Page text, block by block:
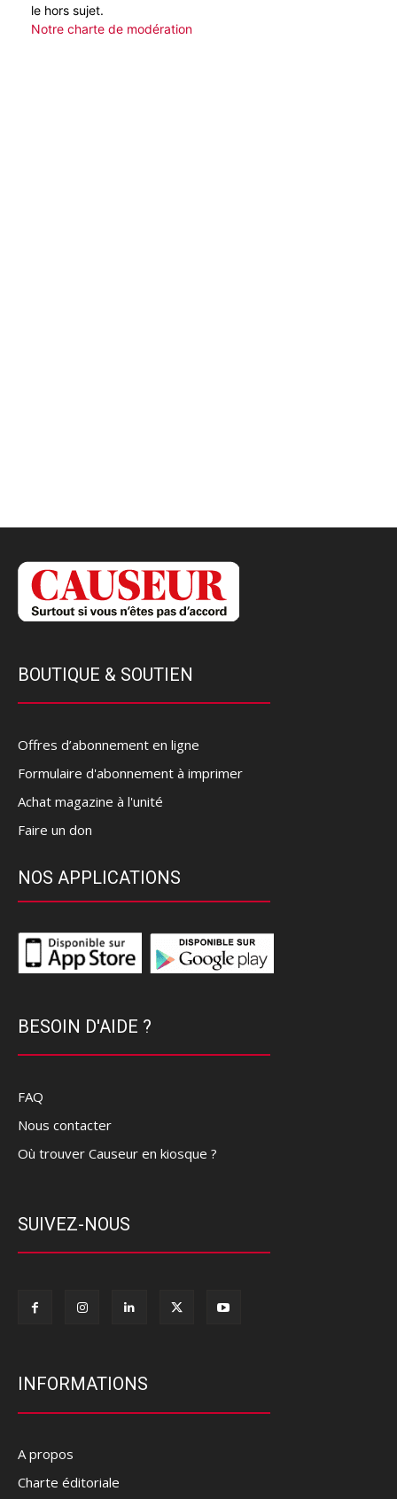
le hors sujet.
Notre charte de modération
BOUTIQUE & SOUTIEN
Offres d’abonnement en ligne
Formulaire d'abonnement à imprimer
Achat magazine à l'unité
Faire un don
NOS APPLICATIONS
BESOIN D'AIDE ?
FAQ
Nous contacter
Où trouver Causeur en kiosque ?
SUIVEZ-NOUS
INFORMATIONS
A propos
Charte éditoriale